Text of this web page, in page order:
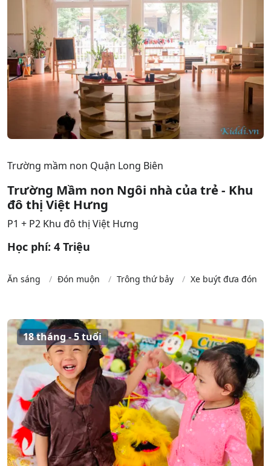
Trường mầm non Quận Long Biên
Trường Mầm non Ngôi nhà của trẻ - Khu
đô thị Việt Hưng
P1 + P2 Khu đô thị Việt Hưng
Học phí: 4 Triệu
Ăn sáng Đón muộn Trông thứ bảy Xe buýt đưa đón
18 tháng - 5 tuổi